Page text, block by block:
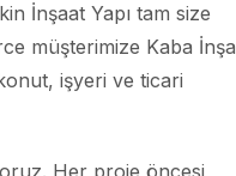
İnşaat Yapı tam size
müşterimize Kaba
işyeri ve ticari
Her proje öncesi